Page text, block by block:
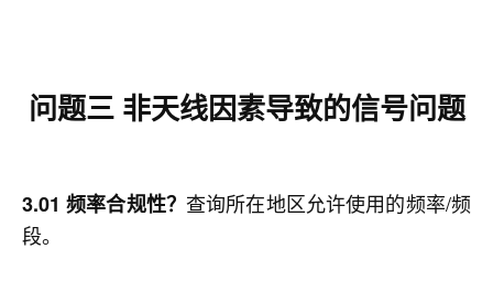
问题三 非天线因素导致的信号问题
3.01 频率合规性？ 查询所在地区允许使用的频率/频
段。